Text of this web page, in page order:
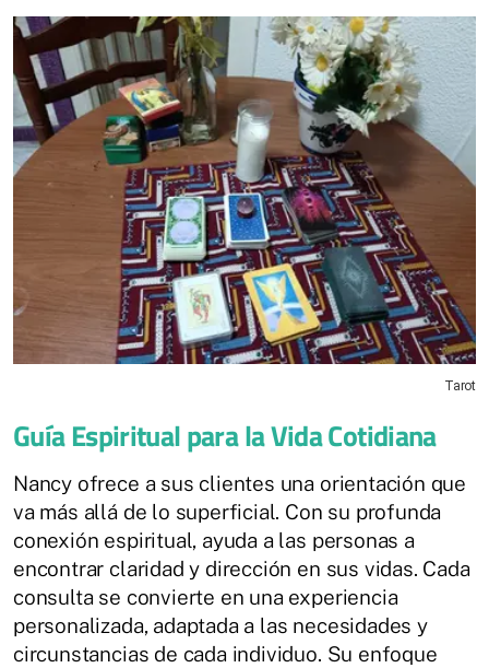
Tarot
Guía Espiritual para la Vida Cotidiana
Nancy ofrece a sus clientes una orientación que
va más allá de lo superficial. Con su profunda
conexión espiritual, ayuda a las personas a
encontrar claridad y dirección en sus vidas. Cada
consulta se convierte en una experiencia
personalizada, adaptada a las necesidades y
circunstancias de cada individuo. Su enfoque